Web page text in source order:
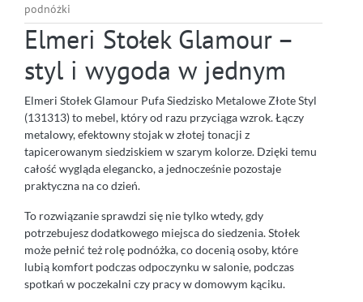
podnóżki
Elmeri Stołek Glamour –
styl i wygoda w jednym
Elmeri Stołek Glamour Pufa Siedzisko Metalowe Złote Styl
(131313) to mebel, który od razu przyciąga wzrok. Łączy
metalowy, efektowny stojak w złotej tonacji z
tapicerowanym siedziskiem w szarym kolorze. Dzięki temu
całość wygląda elegancko, a jednocześnie pozostaje
praktyczna na co dzień.
To rozwiązanie sprawdzi się nie tylko wtedy, gdy
potrzebujesz dodatkowego miejsca do siedzenia. Stołek
może pełnić też rolę podnóżka, co docenią osoby, które
lubią komfort podczas odpoczynku w salonie, podczas
spotkań w poczekalni czy pracy w domowym kąciku.